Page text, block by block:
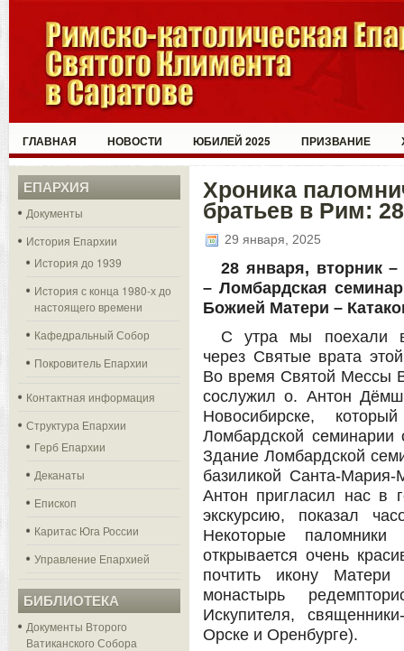
ГЛАВНАЯ НОВОСТИ ЮБИЛЕЙ 2025 ПРИЗВАНИЕ
ЕПАРХИЯ
Документы
История Епархии
История до 1939
История с конца 1980-х до
настоящего времени
Кафедральный Собор
Покровитель Епархии
Контактная информация
Структура Епархии
Герб Епархии
Деканаты
Епископ
Каритас Юга России
Управление Епархией
БИБЛИОТЕКА
Документы Второго
Ватиканского Собора
Хроника
братьев в Рим:
29 января, 2025
28 января, вторник
– Ломбардская
Божией Матери –
С утра мы поехали
через Святые врата
Во время Святой Мессы
сослужил о. Антон
Новосибирске,
Ломбардской
Здание Ломбардской
базиликой Санта-
Антон пригласил нас в
экскурсию, показал
Некоторые паломники
открывается очень
почтить икону
монастырь
Искупителя,
Орске и Оренбурге).